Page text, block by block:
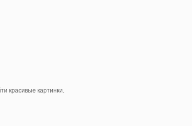
красивые картинки.